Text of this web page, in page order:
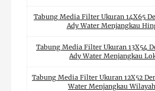
Tabung Media Filter Ukuran 14X65
Ady Water Menjangkau
Tabung Media Filter Ukuran 13X54
Ady Water Menjangkau
Tabung Media Filter Ukuran 12X52
Water Menjangkau